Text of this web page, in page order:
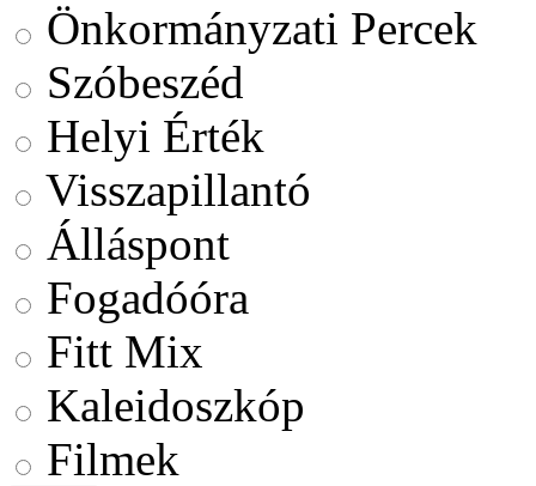
Önkormányzati Percek
Szóbeszéd
Helyi Érték
Visszapillantó
Álláspont
Fogadóóra
Fitt Mix
Kaleidoszkóp
Filmek